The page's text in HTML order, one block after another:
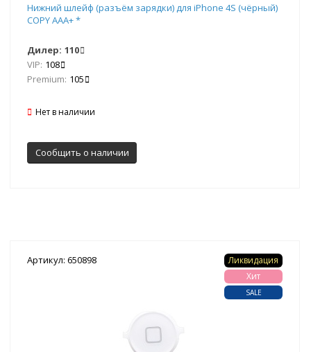
Нижний шлейф (разъём зарядки) для iPhone 4S (чёрный)
COPY AAA+ *
Дилер: 110
VIP: 108
Premium: 105
Нет в наличии
Сообщить о наличии
Артикул: 650898
Ликвидация
Хит
SALE